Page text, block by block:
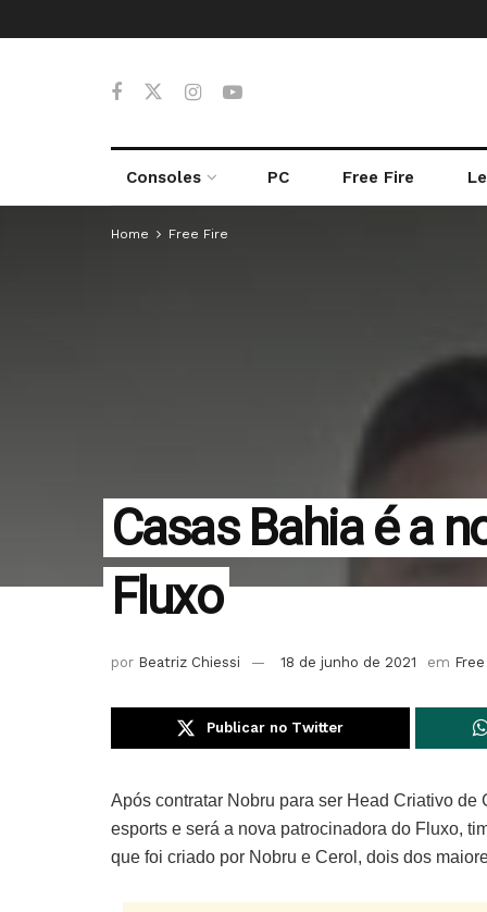
Consoles PC Free Fire
Home Free Fire
Casas Bahia é a
Fluxo
por Beatriz Chiessi 18 de junho de 2021 em
Publicar no Twitter
Após contratar Nobru para ser Head Criativo
esports e será a nova patrocinadora do Fluxo,
que foi criado por Nobru e Cerol, dois dos